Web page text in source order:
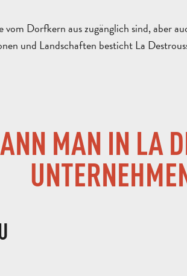
Dorfkern aus zugänglich sind, aber
und Landschaften besticht La
MAN IN LA